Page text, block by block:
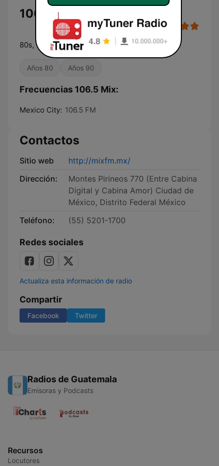
106.5 Mix
80s, 90s y más
Años 80 Años 90
Frecuencias 106.5 Mix:
Mexico City: 106.5 FM
Contactos
Sitio web
http://mixfm.mx/
Dirección:
Montes Pirineos 770 (Entre Cabina
Digital y Cabina Amor) Ciudad de
México, Distrito Federal México
Teléfono:
(55) 5201-1700
Redes sociales
Actualiza esta información de radio
Compartir
Facebook Twitter
Radios de Guatemala
Emisoras y Podcasts
Recursos
Locutores